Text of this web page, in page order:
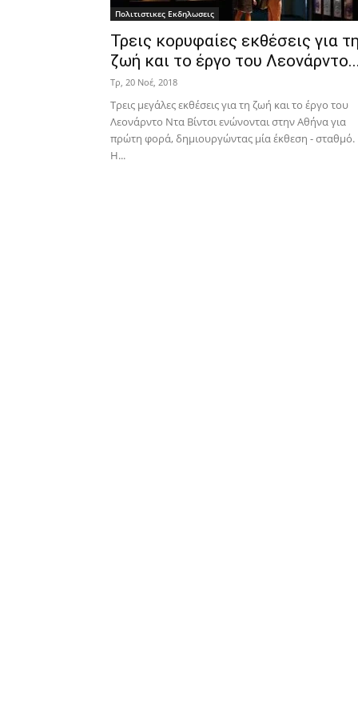
Πολιτιστικες Εκδηλωσεις
Τρεις κορυφαίες εκθέσεις για
ζωή και το έργο του
Τρ, 20 Νοέ, 2018
Τρεις μεγάλες εκθέσεις για τη ζωή και το έργο του
Λεονάρντο Nτα Βίντσι ενώνονται στην Αθήνα για
πρώτη φορά, δημιουργώντας μία έκθεση - σταθμό.
H...